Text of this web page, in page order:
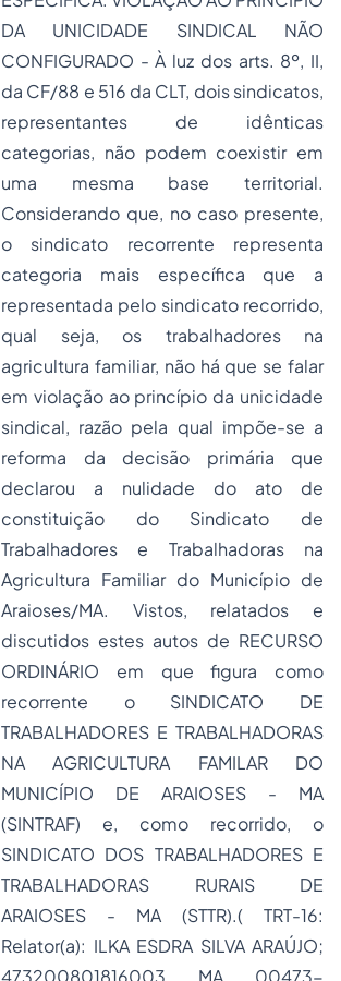
DA UNICIDADE SINDICAL NÃO
CONFIGURADO - À luz dos arts. 8º, II,
da CF/88 e 516 da CLT, dois sindicatos,
representantes de idênticas
categorias, não podem coexistir em
uma mesma base territorial.
Considerando que, no caso presente,
o sindicato recorrente representa
categoria mais específica que a
representada pelo sindicato recorrido,
qual seja, os trabalhadores na
agricultura familiar, não há que se falar
em violação ao princípio da unicidade
sindical, razão pela qual impõe-se a
reforma da decisão primária que
declarou a nulidade do ato de
constituição do Sindicato de
Trabalhadores e Trabalhadoras na
Agricultura Familiar do Município de
Araioses/MA. Vistos, relatados e
discutidos estes autos de RECURSO
ORDINÁRIO em que figura como
recorrente o SINDICATO DE
TRABALHADORES E TRABALHADORAS
NA AGRICULTURA FAMILAR DO
MUNICÍPIO DE ARAIOSES - MA
(SINTRAF) e, como recorrido, o
SINDICATO DOS TRABALHADORES E
TRABALHADORAS RURAIS DE
ARAIOSES - MA (STTR).( TRT-16:
Relator(a): ILKA ESDRA SILVA ARAÚJO;
473200801816003 MA 00473-